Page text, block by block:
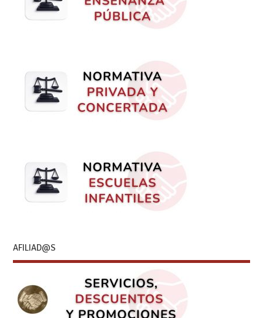
AFILIAD@S